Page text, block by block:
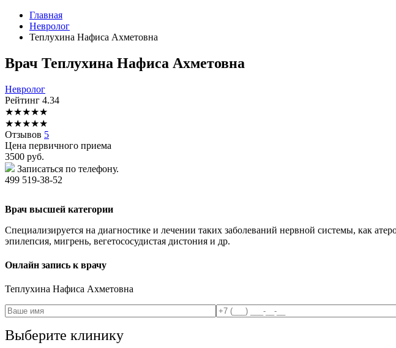
Главная
Невролог
Теплухина Нафиса Ахметовна
Врач Теплухина Нафиса Ахметовна
Невролог
Рейтинг 4.34
★★★★★
★★★★★
Отзывов 5
Цена первичного приема
3500 руб.
Записаться по телефону.
499 519-38-52
Врач высшей категории
Специализируется на диагностике и лечении таких заболеваний нервной системы, как
эпилепсия, мигрень, вегетососудистая дистония и др.
Онлайн запись к врачу
Теплухина Нафиса Ахметовна
Выберите клинику